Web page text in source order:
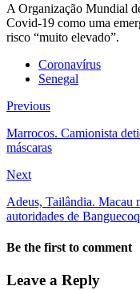
A Organização Mundial
Covid-19 como uma
risco “muito elevado”.
Coronavírus
Senegal
Previous
Marrocos. Camionista
máscaras
Next
Adeus, Tailândia. Macau
autoridades de
Be the first to comment
Leave a Reply